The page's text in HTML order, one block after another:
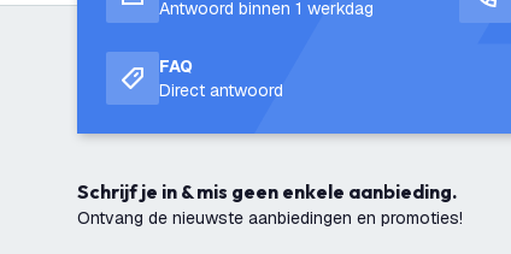
Antwoord binnen 1 werkdag
FAQ
Direct antwoord
Schrijf je in & mis geen enkele aanbieding.
Ontvang de nieuwste aanbiedingen en promoties!